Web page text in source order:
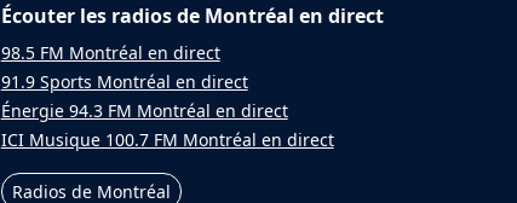
Écouter les radios de Montréal en direct
98.5 FM Montréal en direct
91.9 Sports Montréal en direct
Énergie 94.3 FM Montréal en direct
ICI Musique 100.7 FM Montréal en direct
Radios de Montréal